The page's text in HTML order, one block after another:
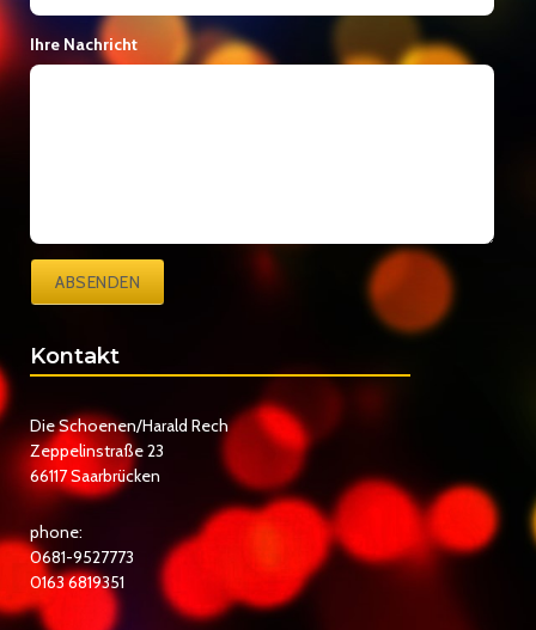
Ihre Nachricht
ABSENDEN
Kontakt
Die Schoenen/Harald Rech
Zeppelinstraße 23
66117 Saarbrücken
phone:
0681-9527773
0163 6819351